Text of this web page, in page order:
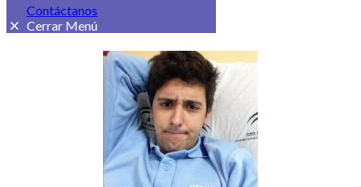
Contáctanos
Cerrar Menú